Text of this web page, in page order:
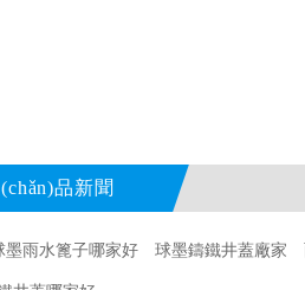
品新聞
墨雨水篦子哪家好 球墨鑄鐵井蓋廠家